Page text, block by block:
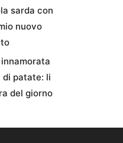
sarda con
nuovo
patate: li
del giorno